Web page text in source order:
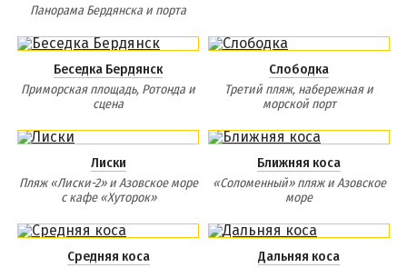
Панорама Бердянска и порта
Беседка Бердянск
Приморская площадь, Ротонда и
сцена
Слободка
Третий пляж, набережная и
морской порт
Лиски
Пляж «Лиски-2» и Азовское море
с кафе «Хуторок»
Ближняя коса
«Соломенный» пляж и Азовское
море
Средняя коса Дальняя коса